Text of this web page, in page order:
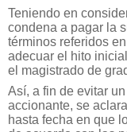
Teniendo en
condena a pagar la
términos referidos
adecuar el hito
el magistrado de
Así, a fin de evitar
accionante, se
hasta fecha en que